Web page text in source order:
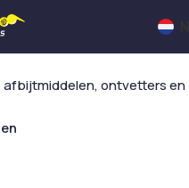
ontvetters en